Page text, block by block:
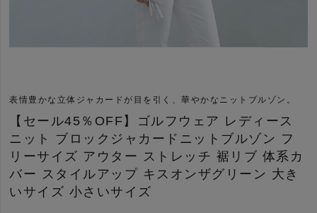
表情豊かな立体ジャカードが目を引く、華やかなニットブルゾン。
【セール45％OFF】ゴルフウェア レディース
ニット ブロックジャカードニットブルゾン フ
リーサイズ アウター ストレッチ 裾リブ 体系カ
バー スタイルアップ キスオンザグリーン 大き
いサイズ 小さいサイズ